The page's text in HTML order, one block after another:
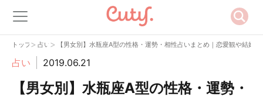
トップ > 占い > 【男女別】水瓶座A型の性格・運勢・相性占いまとめ｜恋愛観や結婚観
占い 2019.06.21
【男女別】水瓶座A型の性格・運勢・